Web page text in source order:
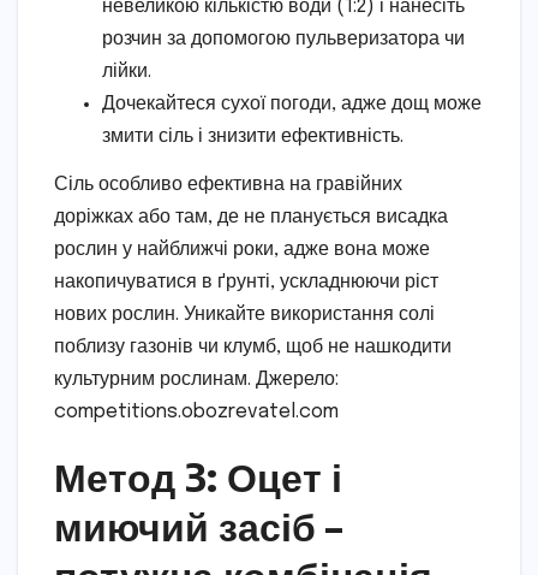
невеликою кількістю води (1:2) і нанесіть
розчин за допомогою пульверизатора чи
лійки.
Дочекайтеся сухої погоди, адже дощ може
змити сіль і знизити ефективність.
Сіль особливо ефективна на гравійних
доріжках або там, де не планується висадка
рослин у найближчі роки, адже вона може
накопичуватися в ґрунті, ускладнюючи ріст
нових рослин. Уникайте використання солі
поблизу газонів чи клумб, щоб не нашкодити
культурним рослинам. Джерело:
competitions.obozrevatel.com
Метод 3: Оцет і
миючий засіб –